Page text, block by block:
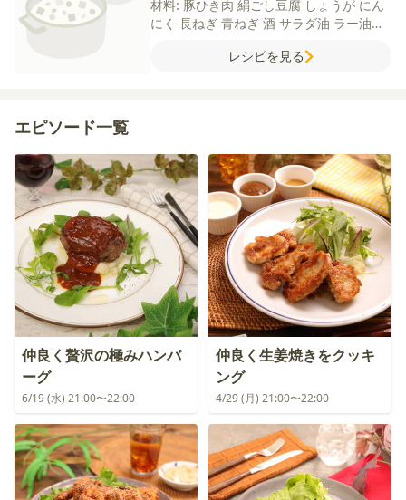
材料: 豚ひき肉 絹ごし豆腐 しょうが にん
にく 長ねぎ 青ねぎ 酒 サラダ油 ラー油
レシピを見る
エピソード一覧
仲良く贅沢の極みハンバ
ーグ
6/19 (水) 21:00〜22:00
仲良く生姜焼きをクッキ
ング
4/29 (月) 21:00〜22:00